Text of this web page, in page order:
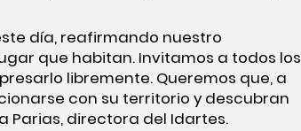
día, reafirmando nuestro
que habitan. Invitamos a todos los
libremente. Queremos que, a
con su territorio y descubran
Parias, directora del Idartes.